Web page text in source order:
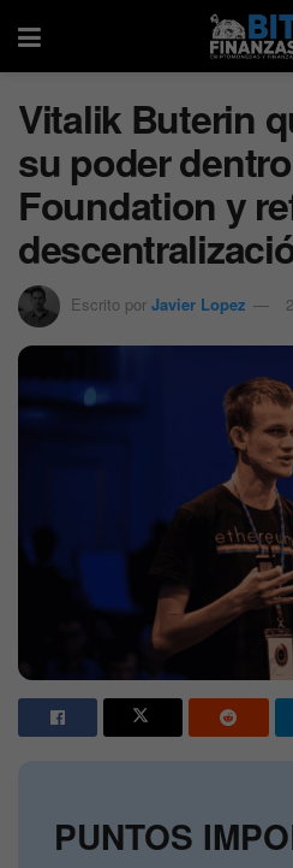
Vitalik Buterin
su poder
Foundation y
Escrito por Javier Lopez
PUNTOS